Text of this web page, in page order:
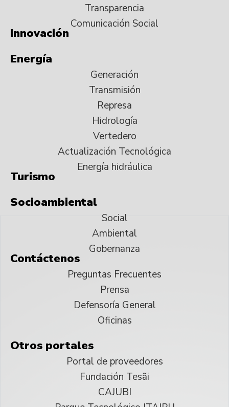
Transparencia
Comunicación Social
Innovación
Energía
Generación
Transmisión
Represa
Hidrología
Vertedero
Actualización Tecnológica
Energía hidráulica
Turismo
Socioambiental
Social
Ambiental
Gobernanza
Contáctenos
Preguntas Frecuentes
Prensa
Defensoría General
Oficinas
Otros portales
Portal de proveedores
Fundación Tesãi
CAJUBI